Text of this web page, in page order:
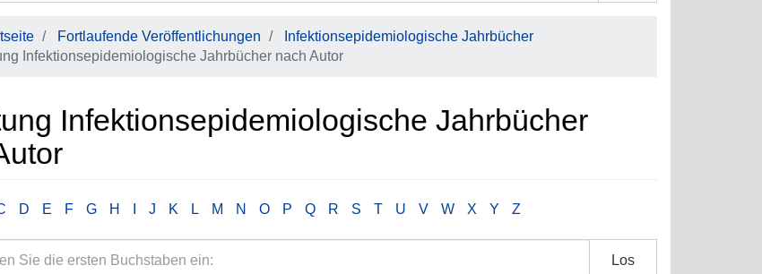
Fortlaufende Veröffentlichungen
Infektionsepidemiologische Jahrbücher
Infektionsepidemiologische Jahrbücher nach Autor
Infektionsepidemiologische Jahrbücher
D E F G H J K L M N O P Q R S T U V W X Y Z
Los